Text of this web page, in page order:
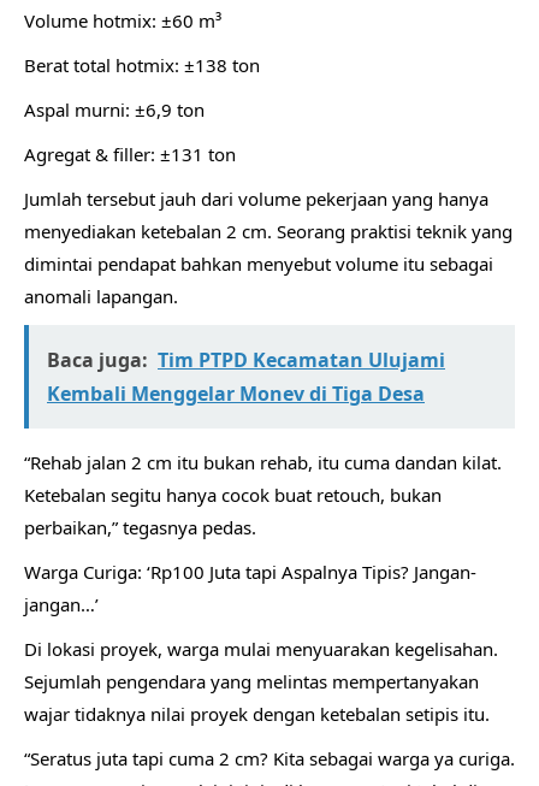
Volume hotmix: ±60 m³
Berat total hotmix: ±138 ton
Aspal murni: ±6,9 ton
Agregat & filler: ±131 ton
Jumlah tersebut jauh dari volume pekerjaan yang hanya
menyediakan ketebalan 2 cm. Seorang praktisi teknik yang
dimintai pendapat bahkan menyebut volume itu sebagai
anomali lapangan.
Baca juga: Tim PTPD Kecamatan Ulujami
Kembali Menggelar Monev di Tiga Desa
“Rehab jalan 2 cm itu bukan rehab, itu cuma dandan kilat.
Ketebalan segitu hanya cocok buat retouch, bukan
perbaikan,” tegasnya pedas.
Warga Curiga: ‘Rp100 Juta tapi Aspalnya Tipis? Jangan-
jangan…’
Di lokasi proyek, warga mulai menyuarakan kegelisahan.
Sejumlah pengendara yang melintas mempertanyakan
wajar tidaknya nilai proyek dengan ketebalan setipis itu.
“Seratus juta tapi cuma 2 cm? Kita sebagai warga ya curiga.